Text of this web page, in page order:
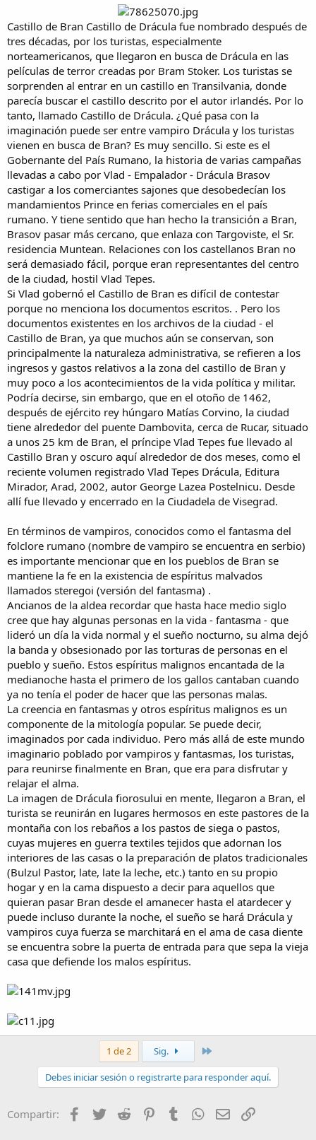
Castillo de Bran Castillo de Drácula fue nombrado después de
tres décadas, por los turistas, especialmente
norteamericanos, que llegaron en busca de Drácula en las
películas de terror creadas por Bram Stoker. Los turistas se
sorprenden al entrar en un castillo en Transilvania, donde
parecía buscar el castillo descrito por el autor irlandés. Por lo
tanto, llamado Castillo de Drácula. ¿Qué pasa con la
imaginación puede ser entre vampiro Drácula y los turistas
vienen en busca de Bran? Es muy sencillo. Si este es el
Gobernante del País Rumano, la historia de varias campañas
llevadas a cabo por Vlad - Empalador - Drácula Brasov
castigar a los comerciantes sajones que desobedecían los
mandamientos Prince en ferias comerciales en el país
rumano. Y tiene sentido que han hecho la transición a Bran,
Brasov pasar más cercano, que enlaza con Targoviste, el Sr.
residencia Muntean. Relaciones con los castellanos Bran no
será demasiado fácil, porque eran representantes del centro
de la ciudad, hostil Vlad Tepes.
Si Vlad gobernó el Castillo de Bran es difícil de contestar
porque no menciona los documentos escritos. . Pero los
documentos existentes en los archivos de la ciudad - el
Castillo de Bran, ya que muchos aún se conservan, son
principalmente la naturaleza administrativa, se refieren a los
ingresos y gastos relativos a la zona del castillo de Bran y
muy poco a los acontecimientos de la vida política y militar.
Podría decirse, sin embargo, que en el otoño de 1462,
después de ejército rey húngaro Matías Corvino, la ciudad
tiene alrededor del puente Dambovita, cerca de Rucar, situado
a unos 25 km de Bran, el príncipe Vlad Tepes fue llevado al
Castillo Bran y oscuro aquí alrededor de dos meses, como el
reciente volumen registrado Vlad Tepes Drácula, Editura
Mirador, Arad, 2002, autor George Lazea Postelnicu. Desde
allí fue llevado y encerrado en la Ciudadela de Visegrad.
En términos de vampiros, conocidos como el fantasma del
folclore rumano (nombre de vampiro se encuentra en serbio)
es importante mencionar que en los pueblos de Bran se
mantiene la fe en la existencia de espíritus malvados
llamados steregoi (versión del fantasma) .
Ancianos de la aldea recordar que hasta hace medio siglo
cree que hay algunas personas en la vida - fantasma - que
lideró un día la vida normal y el sueño nocturno, su alma dejó
la banda y obsesionado por las torturas de personas en el
pueblo y sueño. Estos espíritus malignos encantada de la
medianoche hasta el primero de los gallos cantaban cuando
ya no tenía el poder de hacer que las personas malas.
La creencia en fantasmas y otros espíritus malignos es un
componente de la mitología popular. Se puede decir,
imaginados por cada individuo. Pero más allá de este mundo
imaginario poblado por vampiros y fantasmas, los turistas,
para reunirse finalmente en Bran, que era para disfrutar y
relajar el alma.
La imagen de Drácula fiorosului en mente, llegaron a Bran, el
turista se reunirán en lugares hermosos en este pastores de la
montaña con los rebaños a los pastos de siega o pastos,
cuyas mujeres en guerra textiles tejidos que adornan los
interiores de las casas o la preparación de platos tradicionales
(Bulzul Pastor, late, late la leche, etc.) tanto en su propio
hogar y en la cama dispuesto a decir para aquellos que
quieran pasar Bran desde el amanecer hasta el atardecer y
puede incluso durante la noche, el sueño se hará Drácula y
vampiros cuya fuerza se marchitará en el ama de casa diente
se encuentra sobre la puerta de entrada para que sepa la vieja
casa que defiende los malos espíritus.
1 de 2 Sig.
Debes iniciar sesión o registrarte para responder aquí.
Compartir: Facebook
Twitter Reddit PinterestTumblrWhatsApp
Email